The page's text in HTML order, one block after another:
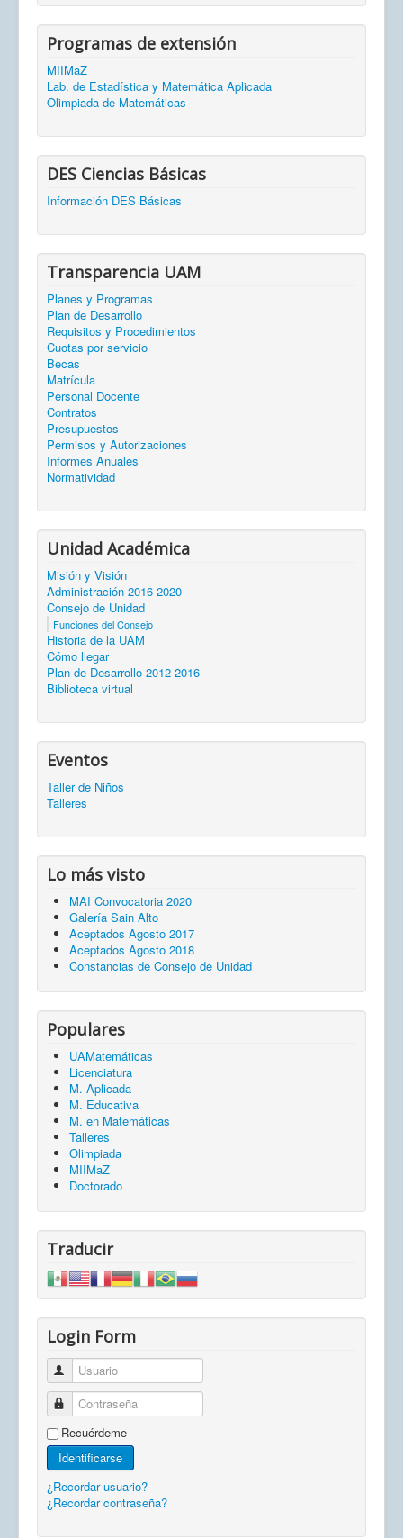
Programas de extensión
MIIMaZ
Lab. de Estadística y Matemática Aplicada
Olimpiada de Matemáticas
DES Ciencias Básicas
Información DES Básicas
Transparencia UAM
Planes y Programas
Plan de Desarrollo
Requisitos y Procedimientos
Cuotas por servicio
Becas
Matrícula
Personal Docente
Contratos
Presupuestos
Permisos y Autorizaciones
Informes Anuales
Normatividad
Unidad Académica
Misión y Visión
Administración 2016-2020
Consejo de Unidad
Funciones del Consejo
Historia de la UAM
Cómo llegar
Plan de Desarrollo 2012-2016
Biblioteca virtual
Eventos
Taller de Niños
Talleres
Lo más visto
MAI Convocatoria 2020
Galería Sain Alto
Aceptados Agosto 2017
Aceptados Agosto 2018
Constancias de Consejo de Unidad
Populares
UAMatemáticas
Licenciatura
M. Aplicada
M. Educativa
M. en Matemáticas
Talleres
Olimpiada
MIIMaZ
Doctorado
Traducir
Login Form
Usuario
Contraseña
Recuérdeme
Identificarse
¿Recordar usuario?
¿Recordar contraseña?